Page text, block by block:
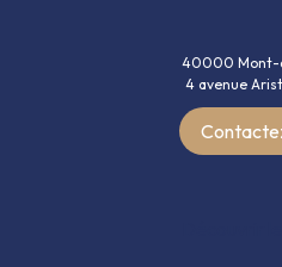
40000 Mont-
4 avenue